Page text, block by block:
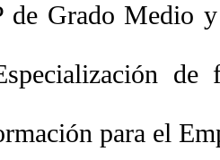
de Grado Medio
de
para el